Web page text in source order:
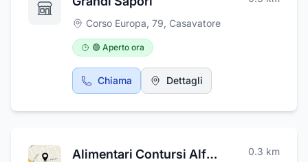
Corso Europa, 79, Casavatore
🟢 Aperto ora
Chiama Dettagli
Alimentari Contursi Alfonso 0.3 km